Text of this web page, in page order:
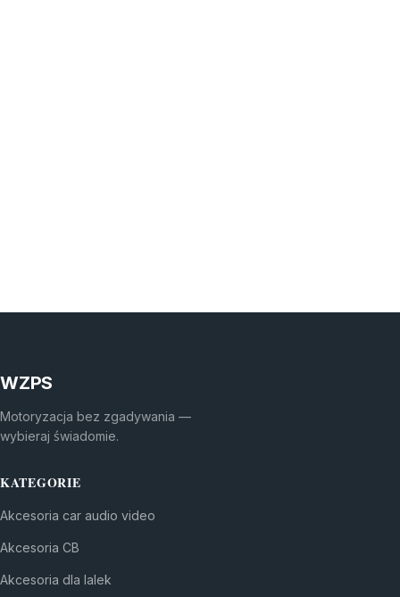
WZPS
Motoryzacja bez zgadywania —
wybieraj świadomie.
KATEGORIE
Akcesoria car audio video
Akcesoria CB
Akcesoria dla lalek